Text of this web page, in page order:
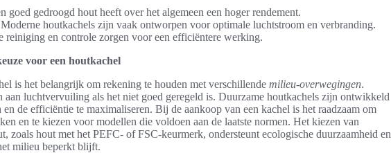
goed gedroogd hout heeft over het algemeen een hoger rendement.
houtkachels zijn vaak ontworpen voor optimale luchtstroom en verbranding.
reiniging en controle zorgen voor een efficiëntere werking.
voor een houtkachel
is het belangrijk om rekening te houden met verschillende milieu-overwegingen.
luchtvervuiling als het niet goed geregeld is. Duurzame houtkachels zijn ontwikkeld
de efficiëntie te maximaliseren. Bij de aankoop van een kachel is het raadzaam om
en te kiezen voor modellen die voldoen aan de laatste normen. Het kiezen van
zoals hout met het PEFC- of FSC-keurmerk, ondersteunt ecologische duurzaamheid en
milieu beperkt blijft.